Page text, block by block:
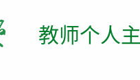
教师个人